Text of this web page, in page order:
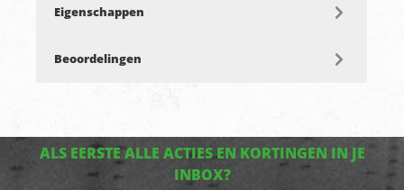
Eigenschappen
Beoordelingen
ALS EERSTE ALLE ACTIES EN KORTINGEN IN JE
INBOX?